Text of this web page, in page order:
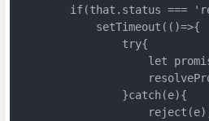
if(that.status ===
            setTimeout(()=>{
                try{
let
                }catch(e){